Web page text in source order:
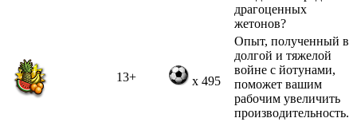
драгоценных
жетонов?
13+ x 495
Опыт, полученный в
долгой и тяжелой
войне с йотунами,
поможет вашим
рабочим увеличить
производительность.